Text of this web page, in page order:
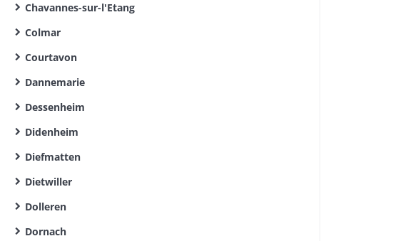
Chavannes-sur-l'Etang
Colmar
Courtavon
Dannemarie
Dessenheim
Didenheim
Diefmatten
Dietwiller
Dolleren
Dornach